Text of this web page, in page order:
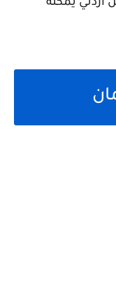
أردني يمكنه